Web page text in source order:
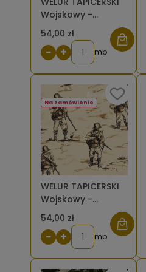
Wojskowy -
żołnierze w zieleni
na zielono-
beżowych
plamach [6-8]
54,00 zł
− + mb
WELUR TAPICERSKI
Wojskowy -
żołnierze z
karabinami
maszerujący po
pustyni [6-8]
54,00 zł
Na zamówienie
− + mb